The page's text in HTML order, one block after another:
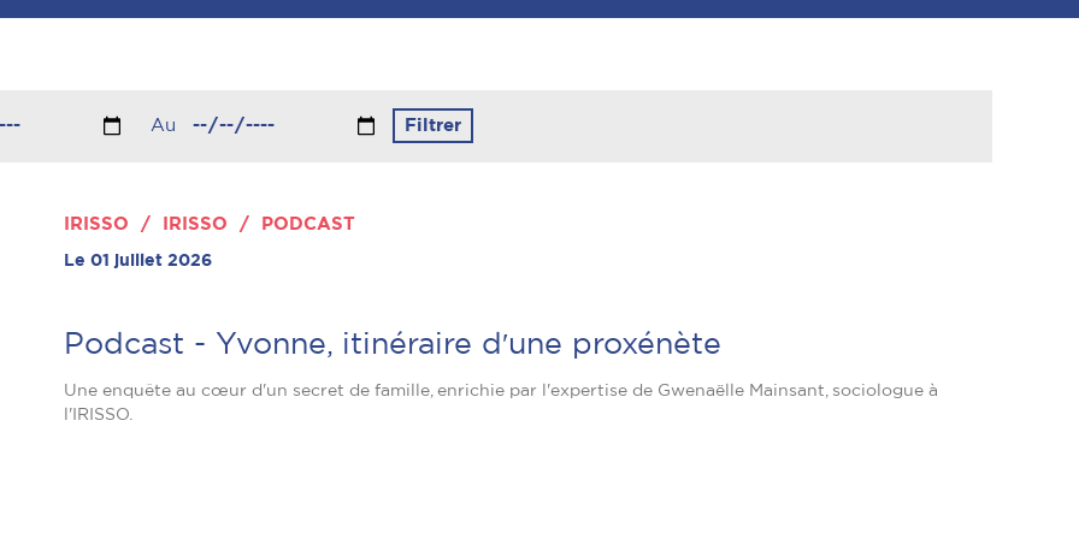
Au
IRISSO / IRISSO / PODCAST
Le 01 juillet 2026
Podcast - Yvonne, itinéraire dʹune proxénète
Une enquête au cœur d'un secret de famille, enrichie par l'expertise de Gwenaëlle Mainsant, sociologue à
l'IRISSO.